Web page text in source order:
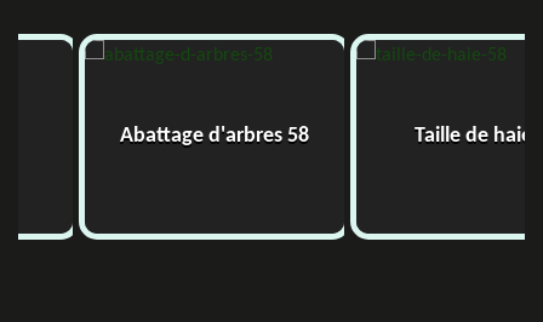
Abattage d'arbres 58 Taille de haie